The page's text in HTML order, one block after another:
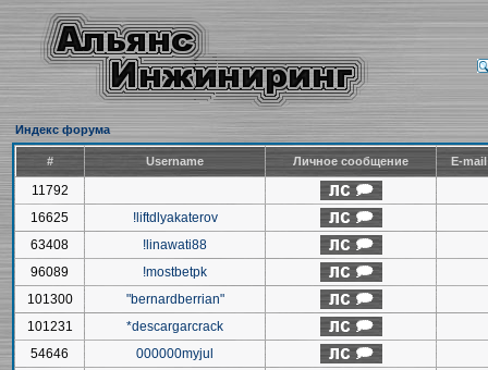
Индекс форума
# Username Личное сообщение E-
11792
16625
!liftdlyakaterov
63408
!linawati88
96089
!mostbetpk
101300
"bernardberrian"
101231
*descargarcrack
54646
000000myjul